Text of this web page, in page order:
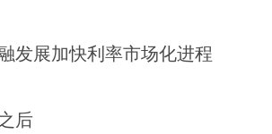
发展加快利率市场化进程
后